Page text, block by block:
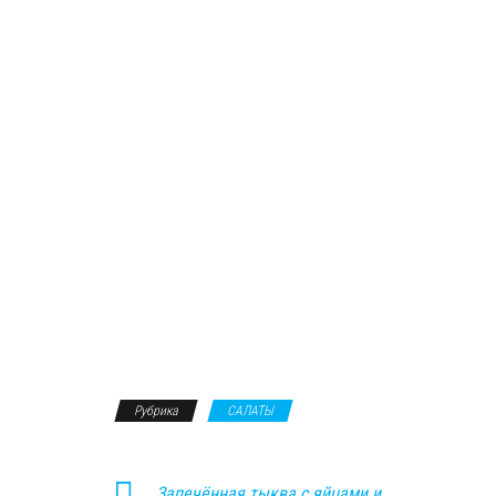
Рубрика САЛАТЫ